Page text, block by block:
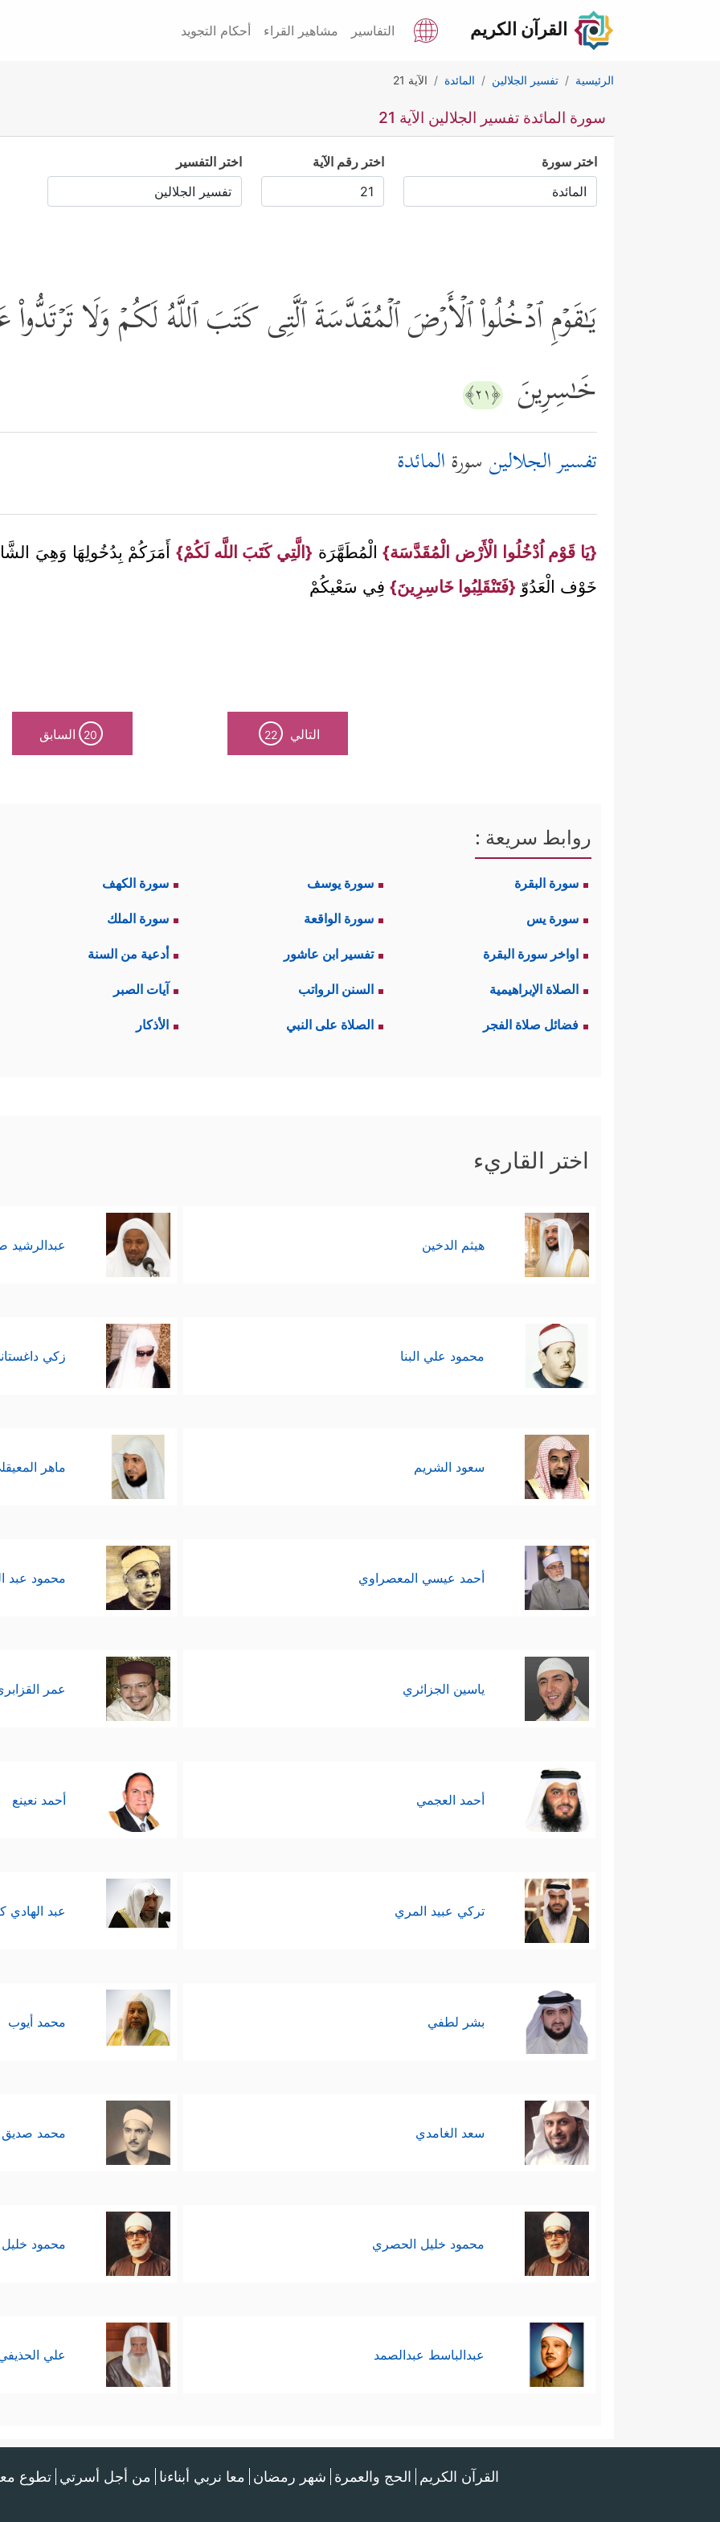
القرآن الكريم التفاسير مشاهير القراء أحكام التجويد
الرئيسية تفسير الجلالين المائدة الآية 21
سورة المائدة تفسير الجلالين الآية 21
اختر سورة اختر رقم الآية اختر التفسير
یَـٰقَوۡمِ ٱدۡخُلُواْ ٱلۡأَرۡضَ ٱلۡمُقَدَّسَةَ ٱلَّتِی كَتَبَ ٱللَّهُ لَكُمۡ وَلَا تَرۡتَدُّواْ
خَـٰسِرِینَ ﴿٢١﴾
تفسير الجلالين سورةالمائدة
{يَا قَوْم اُدْخُلُوا الْأَرْض الْمُقَدَّسَة}الْمُطَهَّرَة {الَّتِي كَتَبَ اللَّه لَكُمْ}أَمَرَكُمْ بِدُخُولِهَا وَهِيَ
خَوْف الْعَدُوّ {فَتَنْقَلِبُوا خَاسِرِينَ} فِي سَعْيكُمْ
التالي 22
20 السابق
روابط سريعة :
سورة البقرة سورة يوسف سورة الكهف
سورة يس سورة الواقعة سورة الملك
اواخر سورة البقرة تفسير ابن عاشور أدعية من السنة
الصلاة الإبراهيمية السنن الرواتب آيات الصبر
فضائل صلاة الفجر الصلاة على النبي الأذكار
اختر القاريء
هيثم الدخين عبدالرشيد
محمود علي البنا زكي
سعود الشريم ماهر
أحمد عيسي المعصراوي محمود عبد
ياسين الجزائري عمر
أحمد العجمي أحمد نعينع
تركي عبيد المري عبد الهادي
بشر لطفي محمد أيوب
سعد الغامدي محمد صديق
محمود خليل الحصري محمود
عبدالباسط عبدالصمد علي
القرآن الكريم الحج والعمرة شهر رمضان معا نربي أبناءنا من أجل أسرتي تطوع